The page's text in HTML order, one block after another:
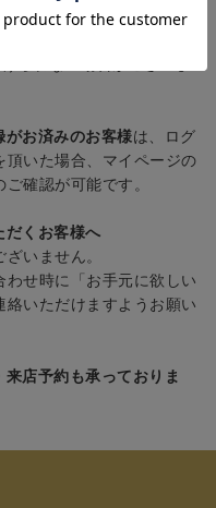
けますようお願いいたし
お済みのお客様は、ログ
いた場合、マイページの
確認が可能です。
だくお客様へ
いません。
せ時に「お手元に欲しい
いただけますようお願い
店予約も承っておりま